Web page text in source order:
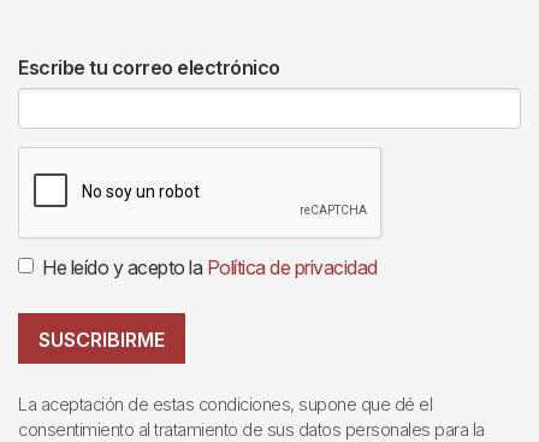
Escribe tu correo electrónico
He leído y acepto la Política de privacidad
SUSCRIBIRME
La aceptación de estas condiciones, supone que dé el
consentimiento al tratamiento de sus datos personales para la